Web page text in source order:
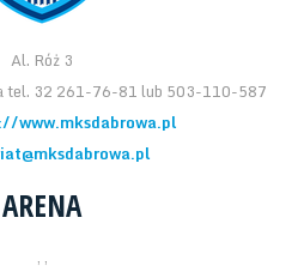
Al. Róż 3
tel. 32 261-76-81 lub 503-110-587
www.mksdabrowa.pl
ARENA
, ,